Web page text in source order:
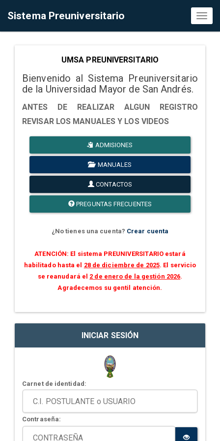
Sistema Preuniversitario
UMSA PREUNIVERSITARIO
Bienvenido al Sistema Preuniversitario
de la Universidad Mayor de San Andrés.
ANTES DE REALIZAR ALGUN REGISTRO
REVISAR LOS MANUALES Y LOS VIDEOS
ADMISIONES
MANUALES
CONTACTOS
PREGUNTAS FRECUENTES
¿No tienes una cuenta? Crear cuenta
ATENCIÓN: El sistema PREUNIVERSITARIO estará
habilitado hasta el 28 de diciembre de 2025. El servicio
se reanudará el 2 de enero de la gestión 2026.
Agradecemos su gentil atención.
INICIAR SESIÓN
Carnet de identidad:
Contraseña: